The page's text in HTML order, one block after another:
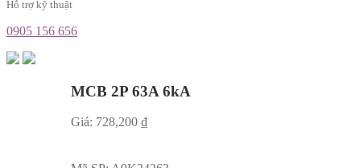
Hỗ trợ kỹ thuật
0905 156 656
MCB 2P 63A 6kA
Giá: 728,200 ₫